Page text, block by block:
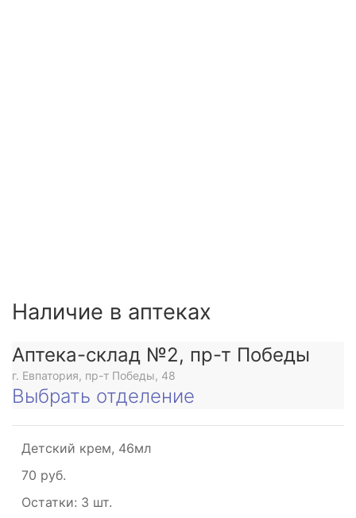
Наличие в аптеках
Аптека-склад №2, пр-т Победы
г. Евпатория, пр-т Победы, 48
Выбрать отделение
Детский крем, 46мл
70 руб.
Остатки: 3 шт.